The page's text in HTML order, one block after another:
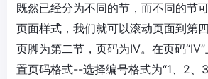
既然已经分为不同的节，而不同的节
页面样式，我们就可以滚动页面到第
页脚为第二节，页码为IV。在页码
置页码格式--选择编号格式为“1、2、